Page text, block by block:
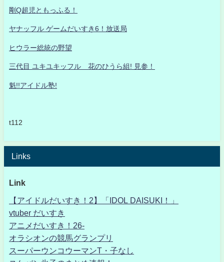
剛Q超児ともっふる！
ヤナッフル ゲームだいすき6！放送局
ヒウラー総統の野望
三代目 ユキユキッフル 花のひうら組! 見参！
魁!!アイドル塾!
t112
Links
Link
【アイドルだいすき！2】「IDOL DAISUKI！」
vtuber だいすき
アニメだいすき！26-
オラシオンの競馬グランプリ
スーパーウンコウーマンT・子なし